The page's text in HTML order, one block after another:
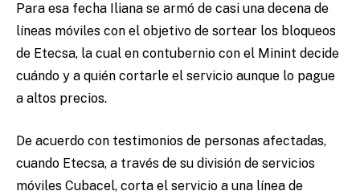
Para esa fecha Iliana se armó de casi una decena de
líneas móviles con el objetivo de sortear los bloqueos
de Etecsa, la cual en contubernio con el Minint decide
cuándo y a quién cortarle el servicio aunque lo pague
a altos precios.
De acuerdo con testimonios de personas afectadas,
cuando Etecsa, a través de su división de servicios
móviles Cubacel, corta el servicio a una línea de